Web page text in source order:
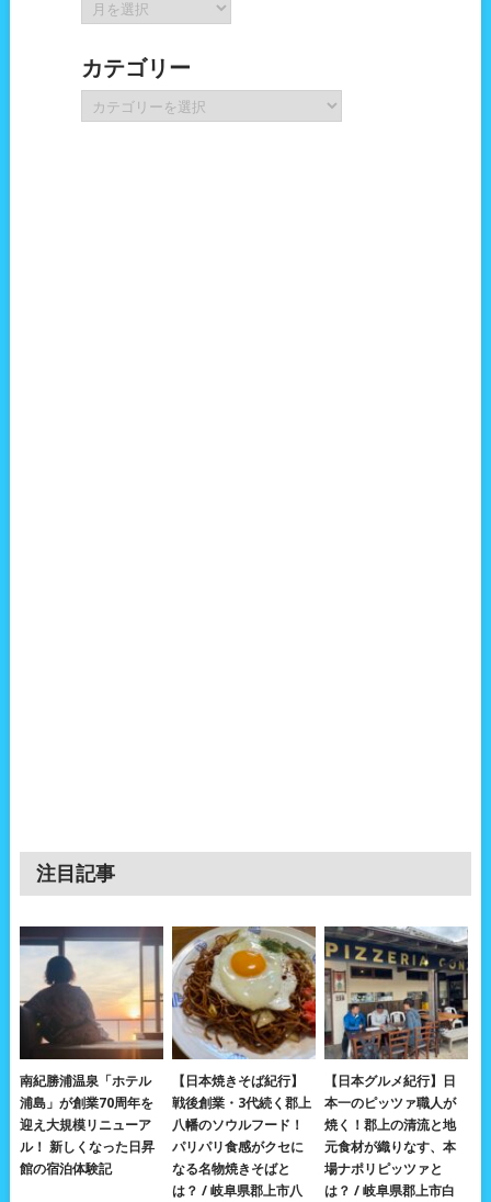
ー
イ
ブ
カテゴリー
テ
注目記事
南紀勝浦温泉「ホテル
浦島」が創業70周年を
迎え大規模リニューア
ル！ 新しくなった日昇
館の宿泊体験記
【日本焼きそば紀行】
戦後創業・3代続く郡上
八幡のソウルフード！
パリパリ食感がクセに
なる名物焼きそばと
は？ / 岐阜県郡上市八
【日本グルメ紀行】日
本一のピッツァ職人が
焼く！郡上の清流と地
元食材が織りなす、本
場ナポリピッツァと
は？ / 岐阜県郡上市白